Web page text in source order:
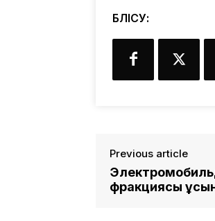
БӨЛІСУ:
Previous article
фракциясы